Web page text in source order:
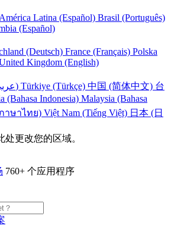
América Latina (Español) Brasil (Português)
(Español)
(Deutsch) France (Français) Polska
Kingdom (English)
UAE (عربي) Türkiye (Türkçe) 中国 (简体中文) 台
(Bahasa Indonesia) Malaysia (Bahasa
าษาไทย) Việt Nam (Tiếng Việt) 日本 (日
更改您的区域。
760+ 个应用程序